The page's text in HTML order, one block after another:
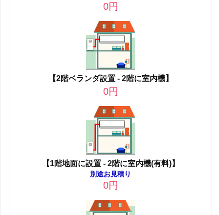
0円
【2階ベランダ設置 - 2階に室内機】
0円
【1階地面に設置 - 2階に室内機(有料)】
別途お見積り
0円